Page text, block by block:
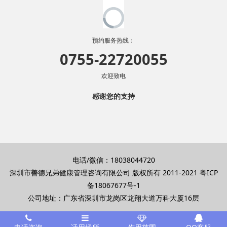
预约服务热线：
0755-22720055
欢迎致电
感谢您的支持
电话/微信：18038044720
深圳市善德兄弟健康管理咨询有限公司 版权所有 2011-2021 粤ICP
备18067677号-1
公司地址：广东省深圳市龙岗区龙翔大道万科大厦16层